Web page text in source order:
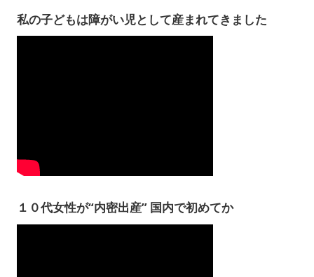
私の子どもは障がい児として産まれてきました
１０代女性が“内密出産” 国内で初めてか